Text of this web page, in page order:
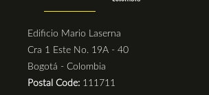
Edificio Mario Laserna
Cra 1 Este No. 19A - 40
Bogotá - Colombia
Postal Code: 111711